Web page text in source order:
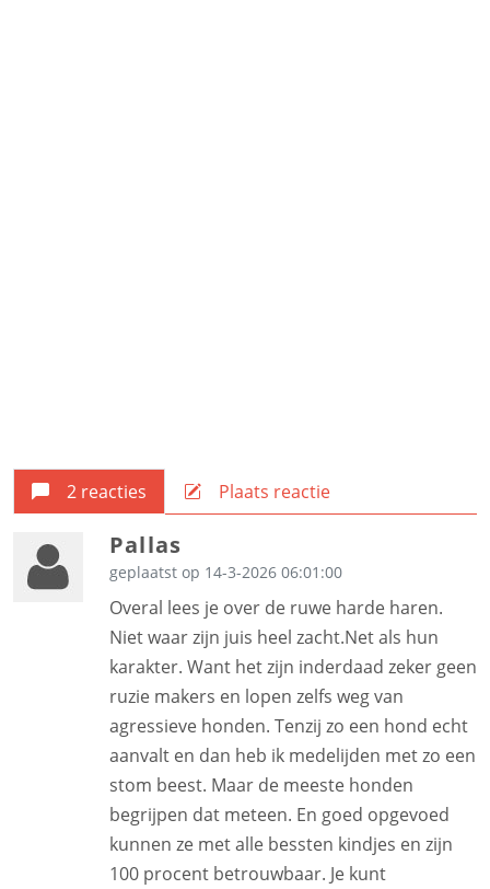
2 reacties Plaats reactie
Pallas
geplaatst op 14-3-2026 06:01:00
Overal lees je over de ruwe harde haren.
Niet waar zijn juis heel zacht.Net als hun
karakter. Want het zijn inderdaad zeker geen
ruzie makers en lopen zelfs weg van
agressieve honden. Tenzij zo een hond echt
aanvalt en dan heb ik medelijden met zo een
stom beest. Maar de meeste honden
begrijpen dat meteen. En goed opgevoed
kunnen ze met alle bessten kindjes en zijn
100 procent betrouwbaar. Je kunt